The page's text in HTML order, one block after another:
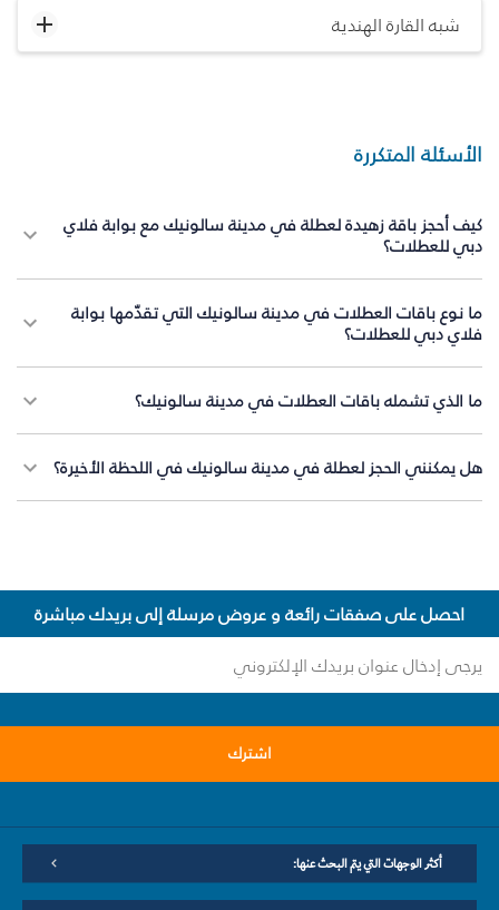
شبه القارة الهندية
الأسئلة المتكررة
كيف أحجز باقة زهيدة لعطلة في مدينة سالونيك مع بوابة فلاي
دبي للعطلات؟
ما نوع باقات العطلات في مدينة سالونيك التي تقدّمها بوابة
فلاي دبي للعطلات؟
ما الذي تشمله باقات العطلات في مدينة سالونيك؟
هل يمكنني الحجز لعطلة في مدينة سالونيك في اللحظة الأخيرة؟
احصل على صفقات رائعة و عروض مرسلة إلى بريدك مباشرة
اشترك
أكثر الوجهات التي يتم البحث عنها: